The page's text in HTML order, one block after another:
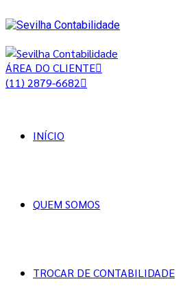
ÁREA DO CLIENTE
(11) 2879-6682
INÍCIO
QUEM SOMOS
TROCAR DE CONTABILIDADE